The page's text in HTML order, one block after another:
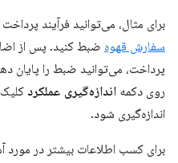
برای مثال، می‌توانید فرآیند پرداخت
سفارش قهوه ضبط کنید. پس از
پرداخت، می‌توانید ضبط را پایان
روی دکمه اندازه‌گیری عملکرد کلیک
اندازه‌گیری شود.
برای کسب اطلاعات بیشتر در مورد